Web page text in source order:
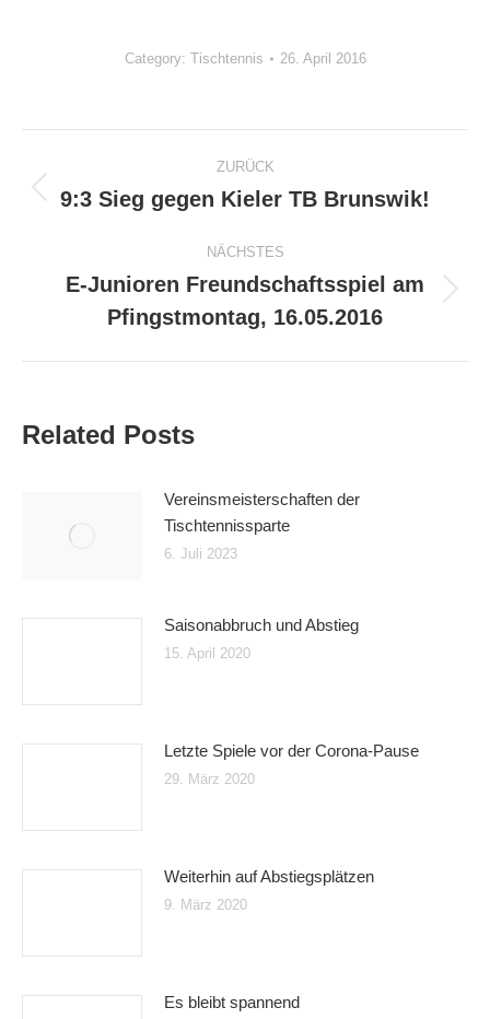
Category: Tischtennis 26. April 2016
Kommentarnavigation
ZURÜCK
Vorheriger
9:3 Sieg gegen Kieler TB Brunswik!
NÄCHSTES
Beitrag:
E-Junioren Freundschaftsspiel am
Pfingstmontag, 16.05.2016
Related Posts
Vereinsmeisterschaften der
Tischtennissparte
6. Juli 2023
Saisonabbruch und Abstieg
15. April 2020
Letzte Spiele vor der Corona-Pause
29. März 2020
Weiterhin auf Abstiegsplätzen
9. März 2020
Es bleibt spannend